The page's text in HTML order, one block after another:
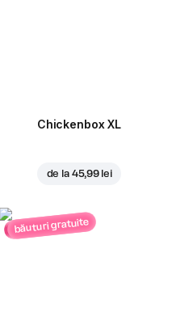
Chickenbox XL
de la 45,99 lei
băuturi gratuite